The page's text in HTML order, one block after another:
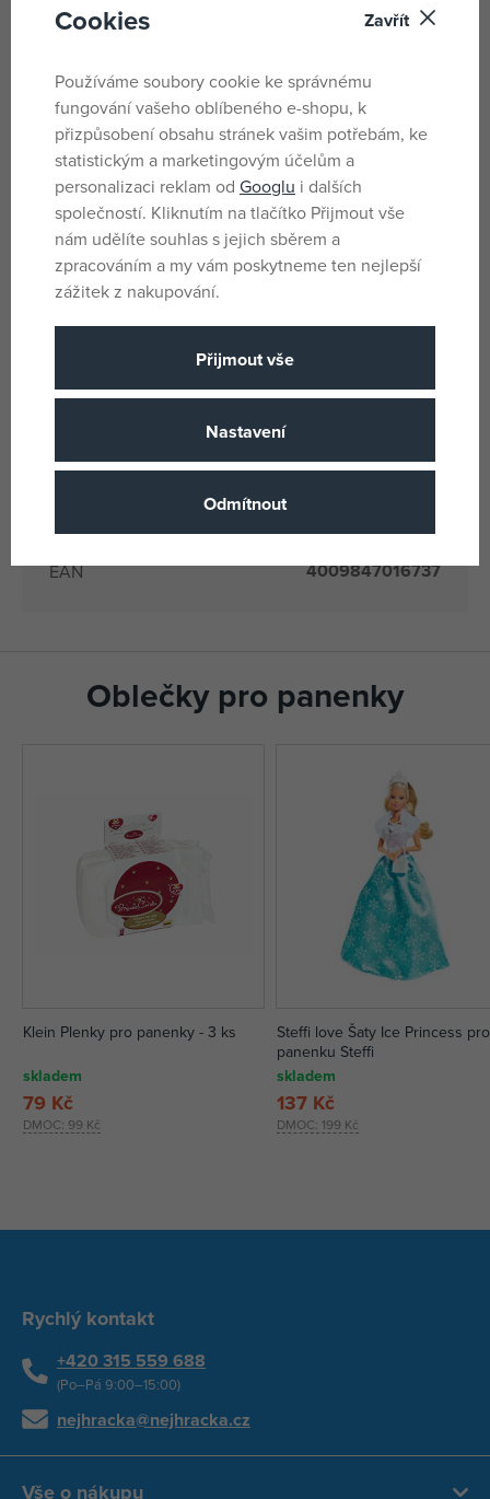
Parametry
Pohlaví Pro holky
Baterie Ne
Materiál Plast
Počet a typ baterií NE
Produktová řada Princess Coralie
Věk od
Země původu DE
1673
Výrobce / Dodavatel
(všechny
Katalogové číslo 231673
EAN 4009847016737
Oblečky pro panenky
Klein Plenky pro panenky - 3 ks
skladem
DMOC: 99 Kč
79 Kč
Steffi love Šaty Ice Princess pro
panenku Steffi
skladem
DMOC: 199 Kč
137 Kč
Rychlý kontakt
+420 315 559 688
(Po–Pá 9:00–15:00)
nejhracka@nejhracka.cz
Vše o nákupu
Cookies Zavřít
Používáme soubory cookie ke správnému
fungování vašeho oblíbeného e-shopu, k
přizpůsobení obsahu stránek vašim potřebám, ke
statistickým a marketingovým účelům a
personalizaci reklam od Googlu i dalších
společností. Kliknutím na tlačítko Přijmout vše
nám udělíte souhlas s jejich sběrem a
zpracováním a my vám poskytneme ten nejlepší
zážitek z nakupování.
Přijmout vše
Nastavení
Odmítnout